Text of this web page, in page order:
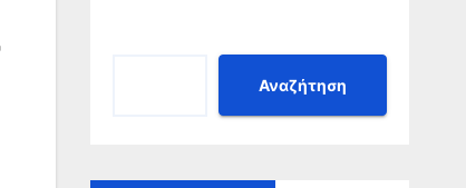
Αναζήτηση